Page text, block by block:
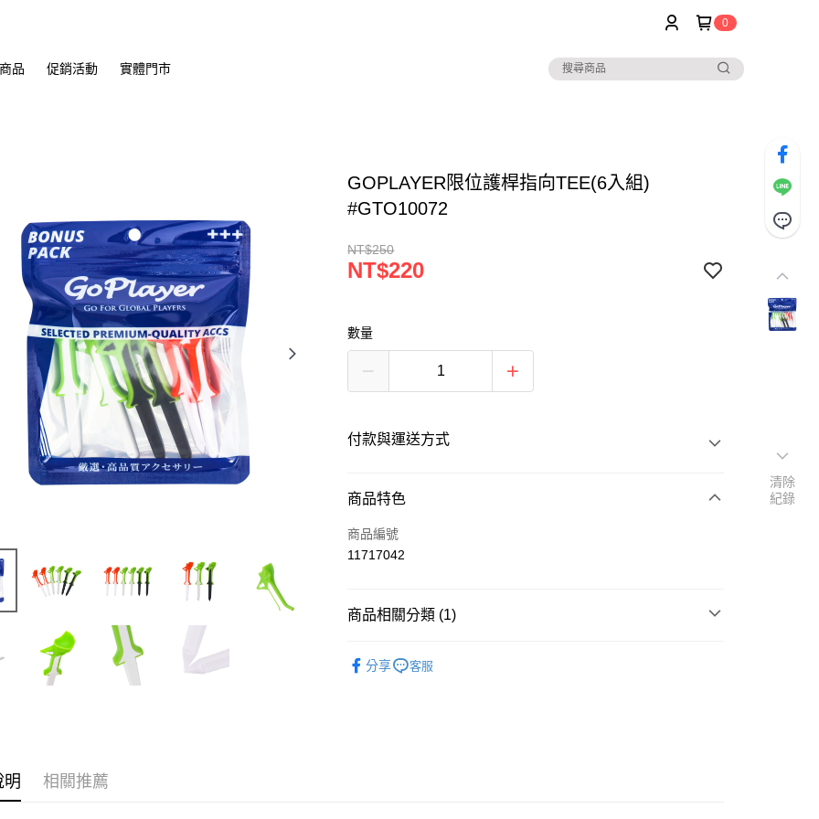
0
品 促銷活動 實體門市
GOPLAYER限位護桿指向TEE(6入組)
#GTO10072
NT$250
NT$220
數量
付款與運送方式
付款方式
信用卡一次付款
悠遊付
商品特色
商品編號
11717042
商品相關分類 (1)
分享
客服
明 相關推薦
清除
紀錄